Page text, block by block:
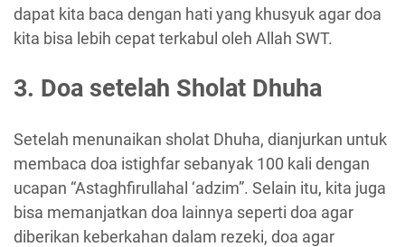
dapat kita baca dengan hati yang khusyuk agar doa
kita bisa lebih cepat terkabul oleh Allah SWT.
3. Doa setelah Sholat Dhuha
Setelah menunaikan sholat Dhuha, dianjurkan untuk
membaca doa istighfar sebanyak 100 kali dengan
ucapan “Astaghfirullahal ‘adzim”. Selain itu, kita juga
bisa memanjatkan doa lainnya seperti doa agar
diberikan keberkahan dalam rezeki, doa agar